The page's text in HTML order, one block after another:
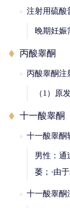
注射用硫酸
晚期妊娠
丙酸睾酮
丙酸睾酮注
（1）原
十一酸睾酮
十一酸睾酮
男性：通
萎；·由
十一酸睾酮